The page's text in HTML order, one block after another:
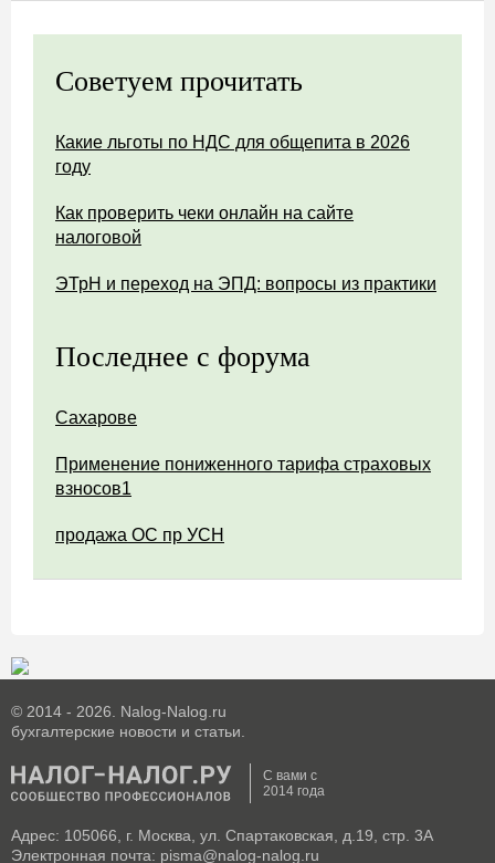
Советуем прочитать
Какие льготы по НДС для общепита в 2026
году
Как проверить чеки онлайн на сайте
налоговой
ЭТрН и переход на ЭПД: вопросы из практики
Последнее с форума
Сахарове
Применение пониженного тарифа страховых
взносов1
продажа ОС пр УСН
© 2014 - 2026. Nalog-Nalog.ru
бухгалтерские новости и статьи.
С вами с
2014 года
Адрес: 105066, г. Москва, ул. Спартаковская, д.19, стр. 3А
Электронная почта: pisma@nalog-nalog.ru